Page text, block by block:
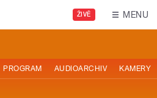
ŽIVĚ MENU
PROGRAM AUDIOARCHIV KAMERY